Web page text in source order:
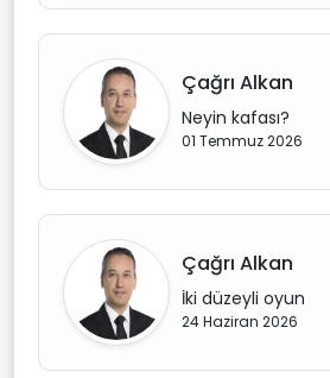
Çağrı Alkan
Neyin kafası?
01 Temmuz 2026
Çağrı Alkan
İki düzeyli oyun
24 Haziran 2026